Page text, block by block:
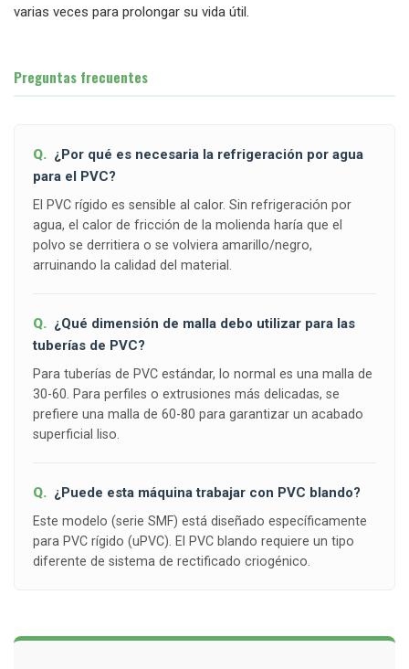
varias veces para prolongar su vida útil.
Preguntas frecuentes
¿Por qué es necesaria la refrigeración por agua
para el PVC?
El PVC rígido es sensible al calor. Sin refrigeración por
agua, el calor de fricción de la molienda haría que el
polvo se derritiera o se volviera amarillo/negro,
arruinando la calidad del material.
¿Qué dimensión de malla debo utilizar para las
tuberías de PVC?
Para tuberías de PVC estándar, lo normal es una malla de
30-60. Para perfiles o extrusiones más delicadas, se
prefiere una malla de 60-80 para garantizar un acabado
superficial liso.
¿Puede esta máquina trabajar con PVC blando?
Este modelo (serie SMF) está diseñado específicamente
para PVC rígido (uPVC). El PVC blando requiere un tipo
diferente de sistema de rectificado criogénico.